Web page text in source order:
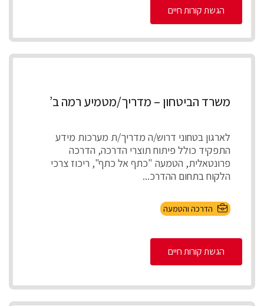
הגשת קורות חיים
משרד הביטחון – מדריך/מטמיע רמה ב’
לארגון בטחוני דרוש/ה מדריך/ת מערכות מידע
התפקיד כולל פיתוח תוצרי הדרכה, הדרכה
פרונטאלית, הטמעה "כתף אל כתף", ריכוז צרכי
הלקוח בתחום ההדרכ...
הדרכה והטמעה
הגשת קורות חיים